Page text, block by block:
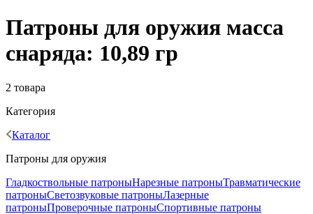
Патроны для оружия масса
снаряда: 10,89 гр
2 товара
Категория
Каталог
Патроны для оружия
Гладкоствольные патроныНарезные патроныТравматические
патроныСветозвуковые патроныЛазерные
патроныПроверочные патроныСпортивные патроны